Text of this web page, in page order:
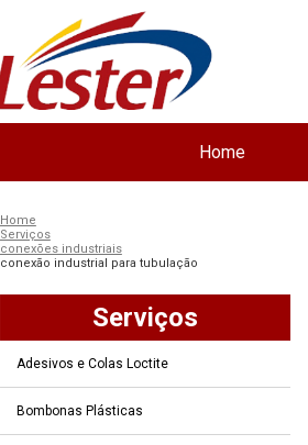
Home
Home
Serviços
conexões industriais
conexão industrial para tubulação
Serviços
Adesivos e Colas Loctite
Bombonas Plásticas